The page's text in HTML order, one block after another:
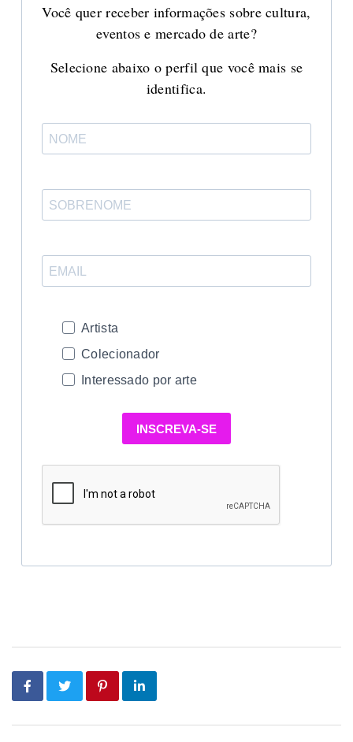
Você quer receber informações sobre cultura,
eventos e mercado de arte?
Selecione abaixo o perfil que você mais se
identifica.
Artista
Colecionador
Interessado por arte
INSCREVA-SE